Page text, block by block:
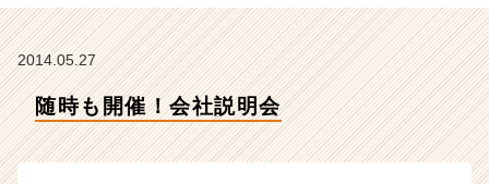
テ
ー
2014.05.27
随時も開催！会社説明会